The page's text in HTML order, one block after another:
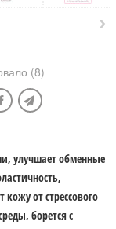

(8)
улучшает обменные
от стрессового
борется с